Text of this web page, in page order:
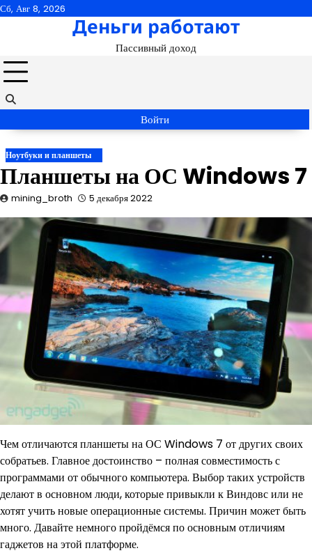
Перейти
Сб, Авг 8, 2026
Деньги работают
Пассивный доход
Войти
Ноутбуки и планшеты
Планшеты на ОС Windows 7
mining_broth 5 декабря 2022
Чем отличаются планшеты на ОС Windows 7 от других своих
собратьев. Главное достоинство – полная совместимость с
программами от обычного компьютера. Выбор таких устройств
делают в основном люди, которые привыкли к Виндовс или не
хотят учить новые операционные системы. Причин может быть
много. Давайте немного пройдёмся по основным отличиям
гаджетов на этой платформе.